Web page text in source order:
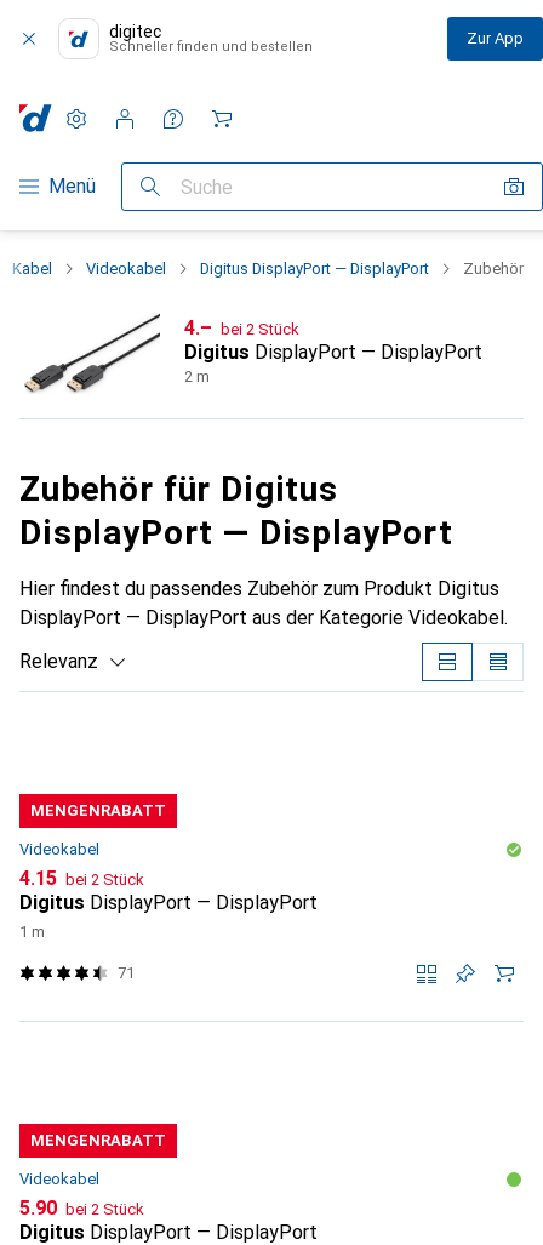
digitec
Schneller finden und bestellen Zur App
Navigation nach Kategorien
Menü Suche
Einstellungen
Kundenkonto
Vergleichslisten
Merklisten
Warenkorb
Kabel Videokabel Digitus DisplayPort — DisplayPort Zubehör
CHF
4.– bei 2 Stück
Digitus DisplayPort — DisplayPort
2 m
Zubehör für Digitus
DisplayPort — DisplayPort
Hier findest du passendes Zubehör zum Produkt Digitus
DisplayPort — DisplayPort aus der Kategorie Videokabel.
Relevanz
MENGENRABATT
Videokabel
CHF
4.15 bei 2 Stück
Digitus DisplayPort — DisplayPort
1 m
71
MENGENRABATT
Videokabel
CHF
5.90 bei 2 Stück
Digitus DisplayPort — DisplayPort